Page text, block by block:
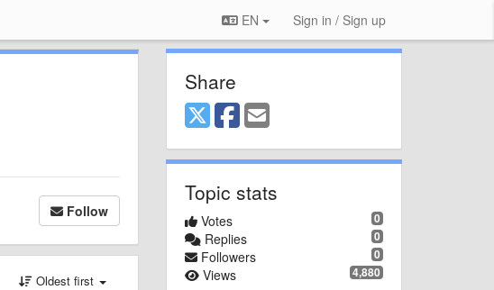
EN Sign in / Sign up
Follow
Oldest first
Share
Topic stats
0
Votes
0
Replies
0
Followers
4,880
Views